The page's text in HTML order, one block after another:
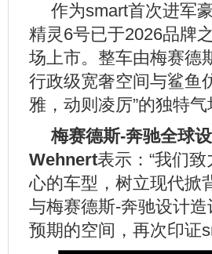
作为smart首次进军
精灵6号已于2026品牌
场上市。整车由梅赛德
行政级宽奢空间与鲨鱼
雅，动则凌厉”的独特气
梅赛德斯-奔驰全球
Wehnert表示：“我们
心的车型，树立现代掀
与梅赛德斯-奔驰设计
预期的空间，再次印证